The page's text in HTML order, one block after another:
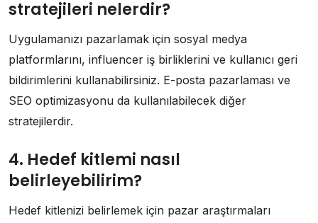
stratejileri nelerdir?
Uygulamanızı pazarlamak için sosyal medya
platformlarını, influencer iş birliklerini ve kullanıcı geri
bildirimlerini kullanabilirsiniz. E-posta pazarlaması ve
SEO optimizasyonu da kullanılabilecek diğer
stratejilerdir.
4. Hedef kitlemi nasıl
belirleyebilirim?
Hedef kitlenizi belirlemek için pazar araştırmaları